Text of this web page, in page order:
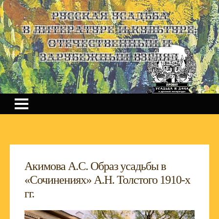
Русская усадьба
в литературе и культуре:
отечественный и
зарубежный взгляд
Акимова А.С. Образ усадьбы в
«Сочинениях» А.Н. Толстого 1910-х
гг.